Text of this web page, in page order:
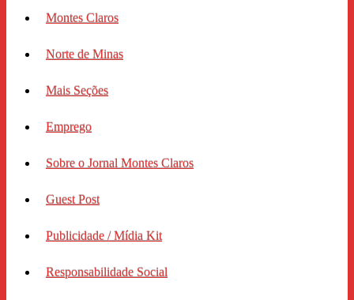
Montes Claros
Norte de Minas
Mais Seções
Emprego
Sobre o Jornal Montes Claros
Guest Post
Publicidade / Mídia Kit
Responsabilidade Social